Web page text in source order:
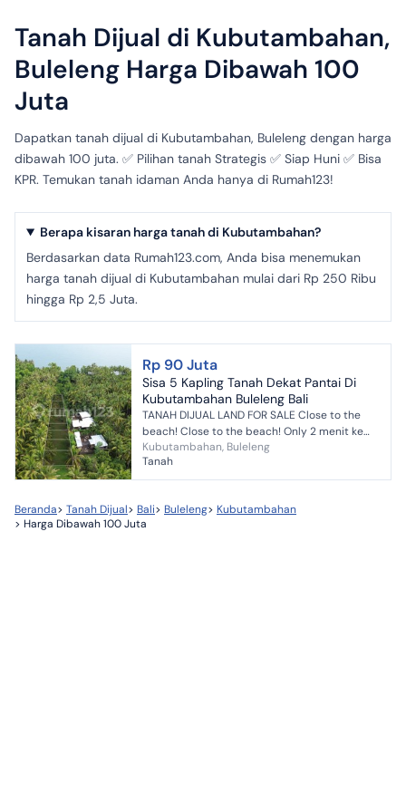
Tanah Dijual di Kubutambahan,
Buleleng Harga Dibawah 100
Juta
Dapatkan tanah dijual di Kubutambahan, Buleleng dengan harga
dibawah 100 juta. ✅ Pilihan tanah Strategis ✅ Siap Huni ✅ Bisa
KPR. Temukan tanah idaman Anda hanya di Rumah123!
Berapa kisaran harga tanah di Kubutambahan?
Berdasarkan data Rumah123.com, Anda bisa menemukan
harga tanah dijual di Kubutambahan mulai dari Rp 250 Ribu
hingga Rp 2,5 Juta.
Rp 90 Juta
Sisa 5 Kapling Tanah Dekat Pantai Di
Kubutambahan Buleleng Bali
TANAH DIJUAL LAND FOR SALE Close to the
beach! Close to the beach! Only 2 menit ke
pantai! Jarang ada! Langka!! ✅Kubutambahan
Buleleng dekat ca...
Kubutambahan, Buleleng
Tanah
Beranda> Tanah Dijual> Bali> Buleleng> Kubutambahan
> Harga Dibawah 100 Juta